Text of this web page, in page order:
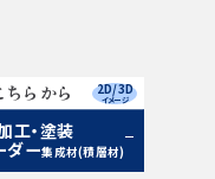
ちらから
工・塗装
ダー集成材(積層材)
2D/3D
イメージ